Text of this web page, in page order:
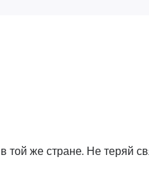
же стране. Не теряй